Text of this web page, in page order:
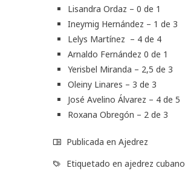
Lisandra Ordaz – 0 de 1
Ineymig Hernández – 1 de 3
Lelys Martínez – 4 de 4
Arnaldo Fernández 0 de 1
Yerisbel Miranda – 2,5 de 3
Oleiny Linares – 3 de 3
José Avelino Álvarez – 4 de 5
Roxana Obregón – 2 de 3
Publicada en Ajedrez
Etiquetado en ajedrez cubano